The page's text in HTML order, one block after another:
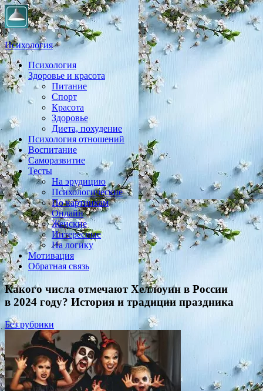
Психология
Практическая психология, личностный рост, экология,
здоровье, воспитание,
Психология
Здоровье и красота
Питание
Спорт
Красота
Здоровье
Диета, похудение
Психология отношений
Воспитание
Саморазвитие
Тесты
На эрудицию
Психологические
По картинкам
Онлайн
Женские
Интересные
На логику
Мотивация
Обратная связь
Какого числа отмечают Хеллоуин в России
в 2024 году? История и традиции праздника
Без рубрики